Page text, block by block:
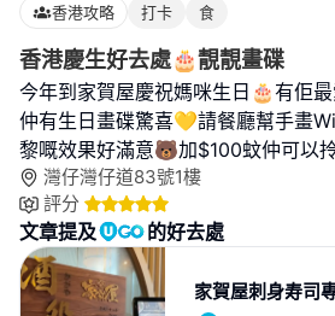
香港攻略 打卡 食
香港慶生好去處🎂靚靚畫碟
今年到家賀屋慶祝媽咪生日🎂有佢
仲有生日畫碟驚喜💛請餐廳幫手畫
黎嘅效果好滿意🐻加$100蚊仲可以
灣仔灣仔道83號1樓
評分
文章提及 的好去處
家賀屋刺身寿司